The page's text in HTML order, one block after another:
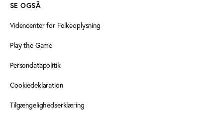
SE OGSÅ
Videncenter for Folkeoplysning
Play the Game
Persondatapolitik
Cookiedeklaration
Tilgængelighedserklæring